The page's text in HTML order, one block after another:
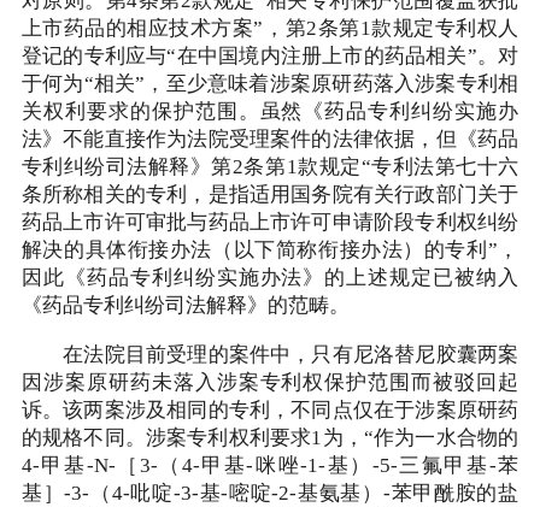
上市药品的相应技术方案”，第2条第1款规定专利权人
登记的专利应与“在中国境内注册上市的药品相关”。对
于何为“相关”，至少意味着涉案原研药落入涉案专利相
关权利要求的保护范围。虽然《药品专利纠纷实施办
法》不能直接作为法院受理案件的法律依据，但《药品
专利纠纷司法解释》第2条第1款规定“专利法第七十六
条所称相关的专利，是指适用国务院有关行政部门关于
药品上市许可审批与药品上市许可申请阶段专利权纠纷
解决的具体衔接办法（以下简称衔接办法）的专利”，
因此《药品专利纠纷实施办法》的上述规定已被纳入
《药品专利纠纷司法解释》的范畴。
在法院目前受理的案件中，只有尼洛替尼胶囊两案
因涉案原研药未落入涉案专利权保护范围而被驳回起
诉。该两案涉及相同的专利，不同点仅在于涉案原研药
的规格不同。涉案专利权利要求1为，“作为一水合物的
4-甲基-N-［3-（4-甲基-咪唑-1-基）-5-三氟甲基-苯
基］-3-（4-吡啶-3-基-嘧啶-2-基氨基）-苯甲酰胺的盐